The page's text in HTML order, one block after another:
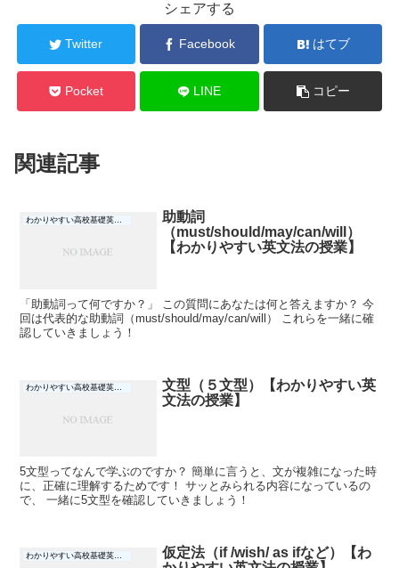
シェアする
Twitter Facebook はてブ
Pocket LINE コピー
関連記事
わかりやすい高校基礎英文法の授業
助動詞
（must/should/may/can/will）
【わかりやすい英文法の授業】
「助動詞って何ですか？」 この質問にあなたは何と答えますか？ 今
回は代表的な助動詞（must/should/may/can/will） これらを一緒に確
認していきましょう！
わかりやすい高校基礎英文法の授業
文型（５文型）【わかりやすい英
文法の授業】
5文型ってなんで学ぶのですか？ 簡単に言うと、文が複雑になった時
に、正確に理解するためです！ サッとみられる内容になっているの
で、 一緒に5文型を確認していきましょう！
わかりやすい高校基礎英文法の授業
仮定法（if /wish/ as ifなど）【わ